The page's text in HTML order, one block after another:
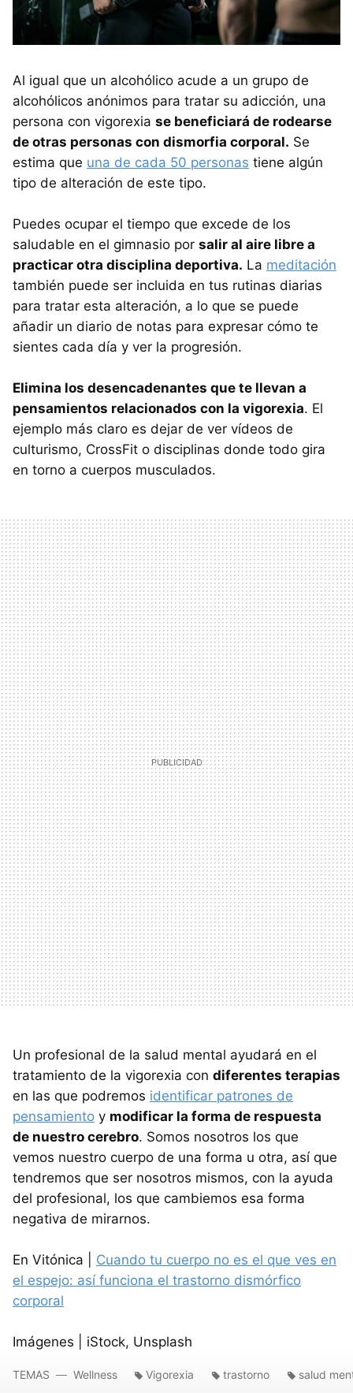
Al igual que un alcohólico acude a un grupo de
alcohólicos anónimos para tratar su adicción, una
persona con vigorexia se beneficiará de rodearse
de otras personas con dismorfia corporal. Se
estima que una de cada 50 personas tiene algún
tipo de alteración de este tipo.
Puedes ocupar el tiempo que excede de los
saludable en el gimnasio por salir al aire libre a
practicar otra disciplina deportiva. La meditación
también puede ser incluida en tus rutinas diarias
para tratar esta alteración, a lo que se puede
añadir un diario de notas para expresar cómo te
sientes cada día y ver la progresión.
Elimina los desencadenantes que te llevan a
pensamientos relacionados con la vigorexia. El
ejemplo más claro es dejar de ver vídeos de
culturismo, CrossFit o disciplinas donde todo gira
en torno a cuerpos musculados.
Un profesional de la salud mental ayudará en el
tratamiento de la vigorexia con diferentes terapias
en las que podremos identificar patrones de
pensamiento y modificar la forma de respuesta
de nuestro cerebro. Somos nosotros los que
vemos nuestro cuerpo de una forma u otra, así que
tendremos que ser nosotros mismos, con la ayuda
del profesional, los que cambiemos esa forma
negativa de mirarnos.
En Vitónica | Cuando tu cuerpo no es el que ves en
el espejo: así funciona el trastorno dismórfico
corporal
Imágenes | iStock, Unsplash
TEMAS Wellness Vigorexia trastorno salud